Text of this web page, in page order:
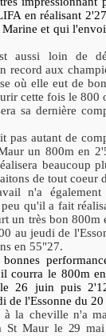
en réalisant
et qui
aussi loin de
record aux
où elle eut de
cette fois le 800
sa dernière
pas autant de
un 800m en
beaucoup
de tout coeur
n'a également
qu'il a fait
un très bon 800m
au jeudi de
en 55"27.
courra le 800m
le 26 juin puis
de l'Essonne du
à la cheville n'a
St Maur le 29